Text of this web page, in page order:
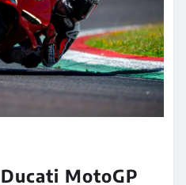
MotoGP